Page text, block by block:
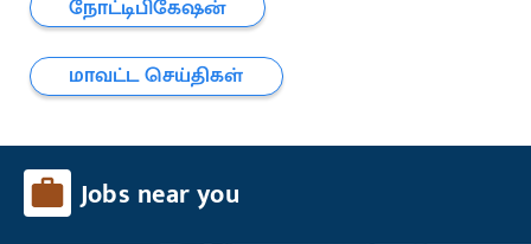
நோட்டிபிகேஷன்
மாவட்ட செய்திகள்
Jobs near you